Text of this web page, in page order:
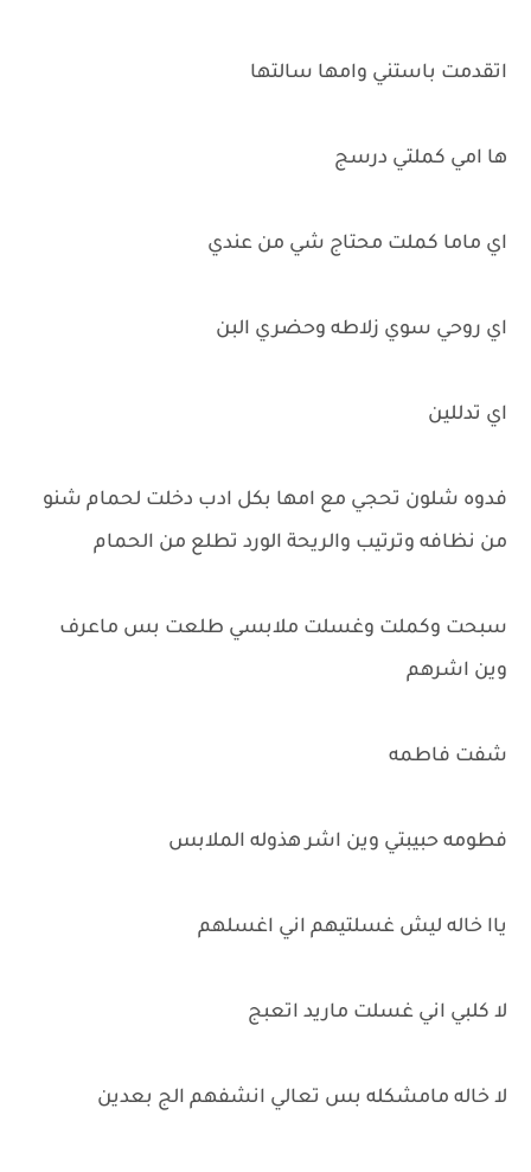
اتقدمت باستني وامها سالتها
ها امي كملتي درسج
اي ماما كملت محتاج شي من عندي
اي روحي سوي زلاطه وحضري البن
اي تدللين
فدوه شلون تحجي مع امها بكل ادب دخلت لحمام شنو
من نظافه وترتيب والريحة الورد تطلع من الحمام
سبحت وكملت وغسلت ملابسي طلعت بس ماعرف
وين اشرهم
شفت فاطمه
فطومه حبيبتي وين اشر هذوله الملابس
ياا خاله ليش غسلتيهم اني اغسلهم
لا كلبي اني غسلت ماريد اتعبج
لا خاله مامشكله بس تعالي انشفهم الج بعدين